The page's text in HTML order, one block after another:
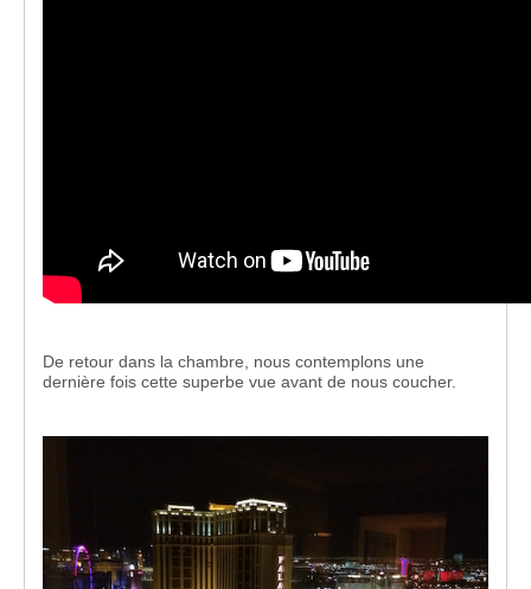
De retour dans la chambre, nous contemplons une
dernière fois cette superbe vue avant de nous coucher.